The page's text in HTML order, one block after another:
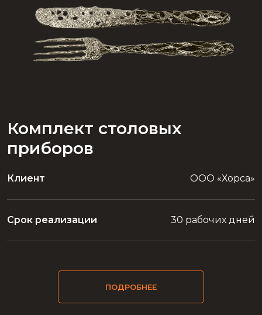
Комплект столовых
приборов
Клиент ООО «Хорса»
Срок реализации 30 рабочих дней
ПОДРОБНЕЕ